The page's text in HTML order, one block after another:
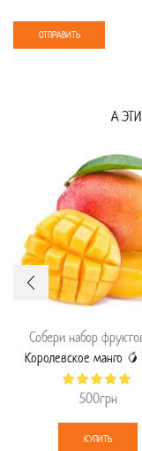
А
Собери набор
Королевское манго 🥭
500грн
КУПИТЬ